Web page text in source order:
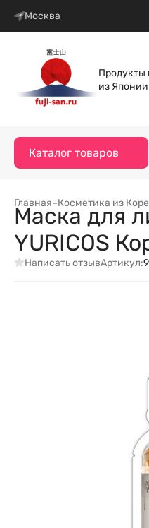
Москва
Продукты
из
Каталог товаров
Главная–Косметика из
Маска для
YURICOS
Написать отзывАртикул: